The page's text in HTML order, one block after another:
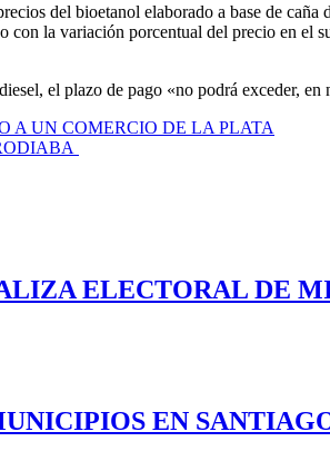
del bioetanol elaborado a base de
con la variación porcentual del precio en el
el plazo de pago «no podrá exceder,
A UN COMERCIO DE LA PLATA
ELECTORAL DE
EN